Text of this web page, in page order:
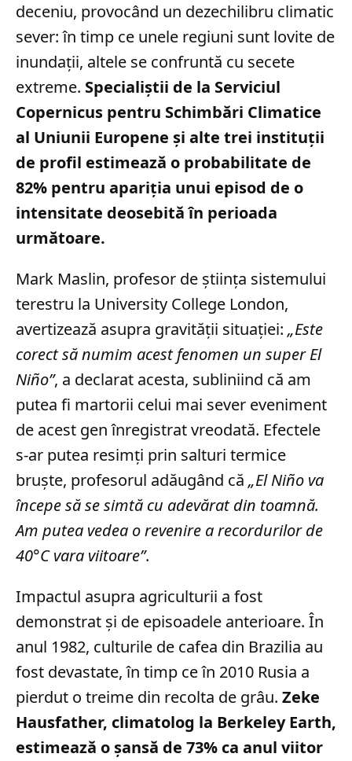
deceniu, provocând un dezechilibru climatic
sever: în timp ce unele regiuni sunt lovite de
inundații, altele se confruntă cu secete
extreme. Specialiștii de la Serviciul
Copernicus pentru Schimbări Climatice
al Uniunii Europene și alte trei instituții
de profil estimează o probabilitate de
82% pentru apariția unui episod de o
intensitate deosebită în perioada
următoare.
Mark Maslin, profesor de știința sistemului
terestru la University College London,
avertizează asupra gravității situației: „Este
corect să numim acest fenomen un super El
Niño”, a declarat acesta, subliniind că am
putea fi martorii celui mai sever eveniment
de acest gen înregistrat vreodată. Efectele
s-ar putea resimți prin salturi termice
bruște, profesorul adăugând că „El Niño va
începe să se simtă cu adevărat din toamnă.
Am putea vedea o revenire a recordurilor de
40°C vara viitoare”.
Impactul asupra agriculturii a fost
demonstrat și de episoadele anterioare. În
anul 1982, culturile de cafea din Brazilia au
fost devastate, în timp ce în 2010 Rusia a
pierdut o treime din recolta de grâu. Zeke
Hausfather, climatolog la Berkeley Earth,
estimează o șansă de 73% ca anul viitor